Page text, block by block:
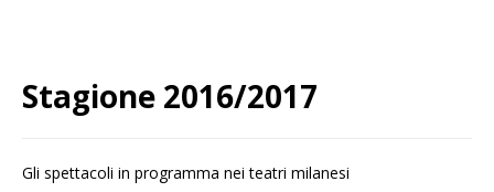
Stagione 2016/2017
Gli spettacoli in programma nei teatri milanesi